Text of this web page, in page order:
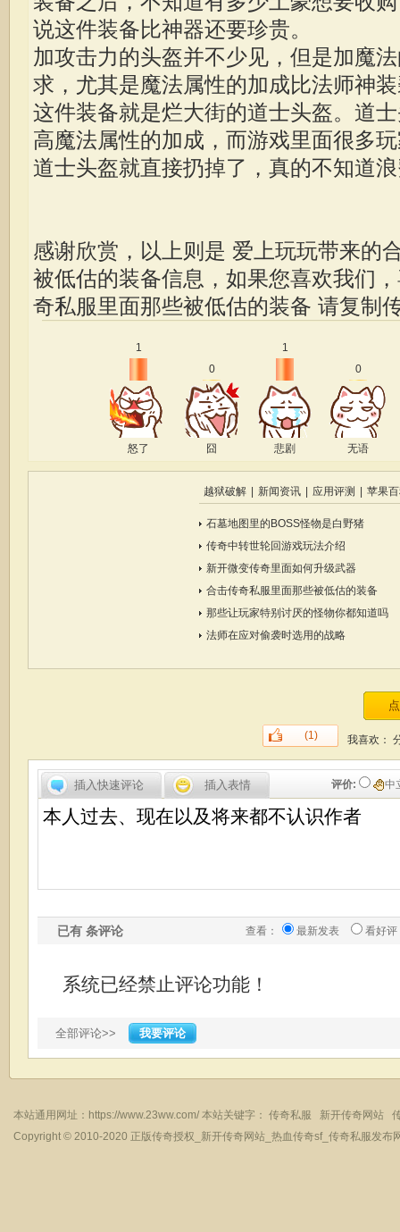
说这件装备比神器还要珍贵。
加攻击力的头盔并不少见，但是加魔
求，尤其是魔法属性的加成比法师神
这件装备就是烂大街的道士头盔。道
高魔法属性的加成，而游戏里面很多
道士头盔就直接扔掉了，真的不知道
感谢欣赏，以上则是 爱上玩玩带来的
被低估的装备信息，如果您喜欢我们
奇私服里面那些被低估的装备 请复制
1
怒了
0
囧
1
悲剧
0
无语
越狱破解 新闻资讯 应用评测 苹果
石墓地图里的BOSS怪物是白野猪
传奇中转世轮回游戏玩法介绍
新开微变传奇里面如何升级武器
合击传奇私服里面那些被低估的装备
那些让玩家特别讨厌的怪物你都知道吗
法师在应对偷袭时选用的战略
我喜欢：
(1)
评价: 中
插入快速评论 插入表情
已有 条评论 查看： 最新发表 看好评
系统已经禁止评论功能！
全部评论>> 我要评论
本站通用网址： https://www.23ww.com/ 本站关键字： 传奇私服 新开传奇网站
Copyright © 2010-2020 正版传奇授权_新开传奇网站_热血传奇sf_传奇私服发布